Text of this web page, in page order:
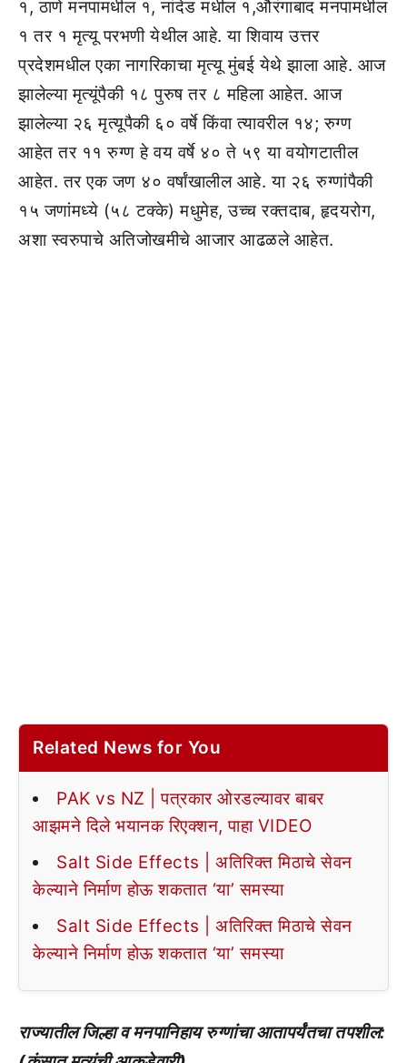
१, ठाणे मनपामधील १, नांदेड मधील १,औरंगाबाद मनपामधील
१ तर १ मृत्यू परभणी येथील आहे. या शिवाय उत्तर
प्रदेशमधील एका नागरिकाचा मृत्यू मुंबई येथे झाला आहे. आज
झालेल्या मृत्यूंपैकी १८ पुरुष तर ८ महिला आहेत. आज
झालेल्या २६ मृत्यूपैकी ६० वर्षे किंवा त्यावरील १४; रुग्ण
आहेत तर ११ रुग्ण हे वय वर्षे ४० ते ५९ या वयोगटातील
आहेत. तर एक जण ४० वर्षांखालील आहे. या २६ रुग्णांपैकी
१५ जणांमध्ये (५८ टक्के) मधुमेह, उच्च रक्तदाब, हृदयरोग,
अशा स्वरुपाचे अतिजोखमीचे आजार आढळले आहेत.
Related News for You
PAK vs NZ | पत्रकार ओरडल्यावर बाबर
आझमने दिले भयानक रिएक्शन, पाहा VIDEO
Salt Side Effects | अतिरिक्त मिठाचे सेवन
केल्याने निर्माण होऊ शकतात ‘या’ समस्या
Salt Side Effects | अतिरिक्त मिठाचे सेवन
केल्याने निर्माण होऊ शकतात ‘या’ समस्या
राज्यातील जिल्हा व मनपानिहाय रुग्णांचा आतापर्यंतचा तपशील: